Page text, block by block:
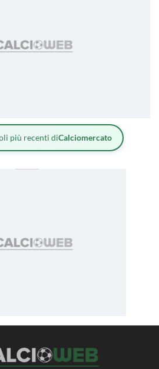
più recenti diCalciomercato